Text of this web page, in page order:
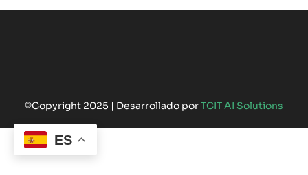
©Copyright 2025 | Desarrollado porTCIT AI Solutions
ES